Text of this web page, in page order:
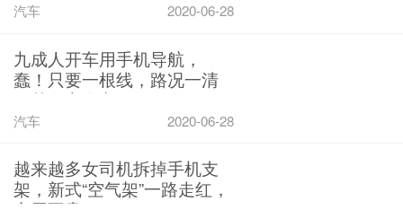
2020-06-28
汽车
九成人开车用手机导航，
蠢！只要一根线，路况一清
二楚，安全方便
2020-06-28
汽车
越来越多女司机拆掉手机支
架，新式“空气架”一路走红，